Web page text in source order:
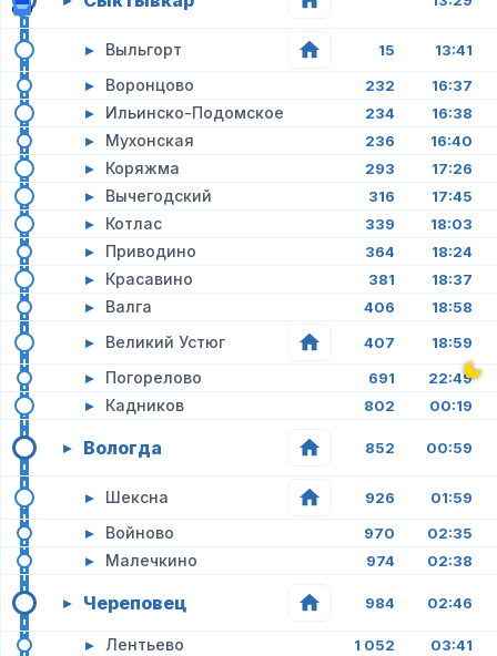
▸ Выльгорт 15 13:41
▸ Воронцово 232 16:37
▸ Ильинско-Подомское 234 16:38
▸ Мухонская 236 16:40
▸ Коряжма 293 17:26
▸ Вычегодский 316 17:45
▸ Котлас 339 18:03
▸ Приводино 364 18:24
▸ Красавино 381 18:37
▸ Валга 406 18:58
▸ Великий Устюг 407 18:59
▸ Погорелово 691 22:49
▸ Кадников 802 00:19
▸ Вологда 852 00:59
▸ Шексна 926 01:59
▸ Войново 970 02:35
▸ Малечкино 974 02:38
▸ Череповец 984 02:46
▸ Лентьево 1 052 03:41